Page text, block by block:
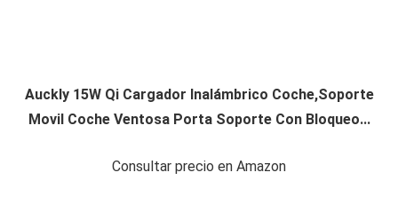
Auckly 15W Qi Cargador Inalámbrico Coche,Soporte
Movil Coche Ventosa Porta Soporte Con Bloqueo...
Consultar precio en Amazon